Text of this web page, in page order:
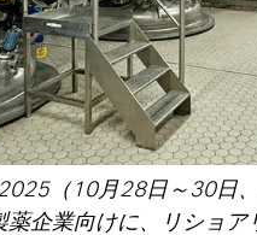
（10月28日～30日
薬企業向けに、リショ